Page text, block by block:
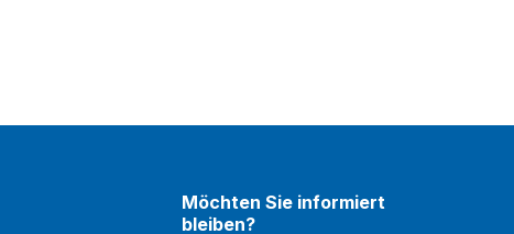
Möchten Sie informiert
bleiben?